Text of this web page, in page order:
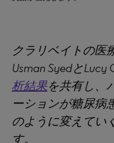
クラリベイトの医
Usman SyedとLucy
析結果を共有し、
ーションが糖尿病
のように変えてい
す。